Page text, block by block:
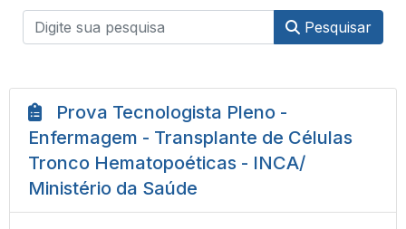
Pesquisar
Prova Tecnologista Pleno -
Enfermagem - Transplante de Células
Tronco Hematopoéticas - INCA/
Ministério da Saúde